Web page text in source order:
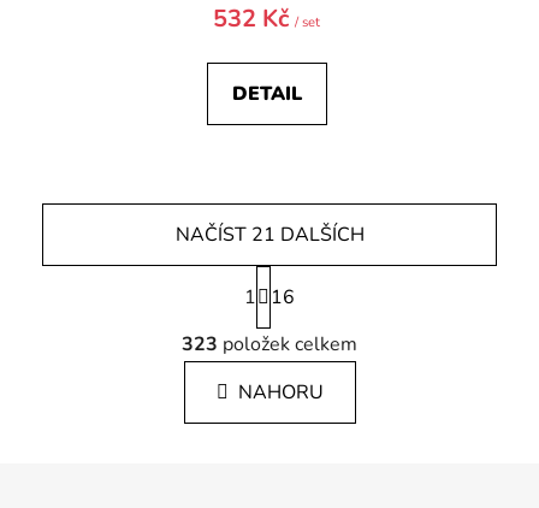
532 Kč / set
DETAIL
O
v
l
á
d
NAČÍST 21 DALŠÍCH
S
t
r
á
n
k
1
16
323 položek celkem
NAHORU